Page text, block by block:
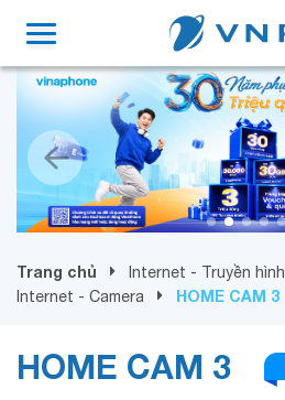
Trang chủ
Internet - Truyền hình
Internet - Camera
HOME CAM 3
HOME CAM 3